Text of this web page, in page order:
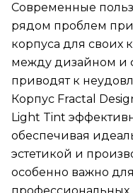
Современные
рядом проблем
корпуса для своих
между дизайном и
приводят к
Корпус Fractal
Light Tint
обеспечивая
эстетикой и
особенно важно